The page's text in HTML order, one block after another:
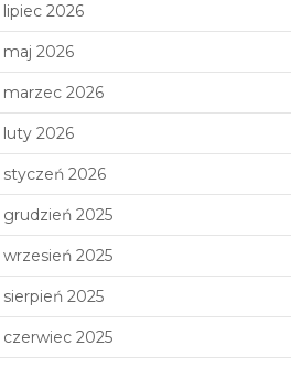
lipiec 2026
maj 2026
marzec 2026
luty 2026
styczeń 2026
grudzień 2025
wrzesień 2025
sierpień 2025
czerwiec 2025